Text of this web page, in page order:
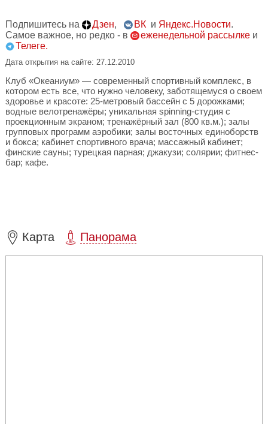
Подпишитесь на Дзен, ВК и Яндекс.Новости.
Самое важное, но редко - в
еженедельной рассылке и
Телеге.
Дата открытия на сайте: 27.12.2010
Клуб «Океаниум» — современный спортивный комплекс, в
котором есть все, что нужно человеку, заботящемуся о своем
здоровье и красоте: 25-метровый бассейн с 5 дорожками;
водные велотренажёры; уникальная spinning-студия с
проекционным экраном; тренажёрный зал (800 кв.м.); залы
групповых программ аэробики; залы восточных единоборств
и бокса; кабинет спортивного врача; массажный кабинет;
финские сауны; турецкая парная; джакузи; солярии; фитнес-
бар; кафе.
Карта Панорама